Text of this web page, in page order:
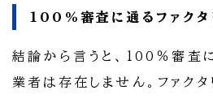
100％審査に通るファクタ
結論から言うと、100％審査
業者は存在しません。ファク